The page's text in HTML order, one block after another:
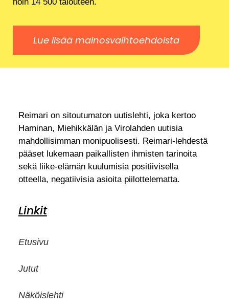
Lue lisää mainosvaihtoehdoista
Reimari on sitoutumaton uutislehti, joka kertoo
Haminan, Miehikkälän ja Virolahden uutisia
mahdollisimman monipuolisesti. Reimari-lehdestä
pääset lukemaan paikallisten ihmisten tarinoita
sekä liike-elämän kuulumisia positiivisella
otteella, negatiivisia asioita piilottelematta.
Linkit
Etusivu
Jutut
Näköislehti